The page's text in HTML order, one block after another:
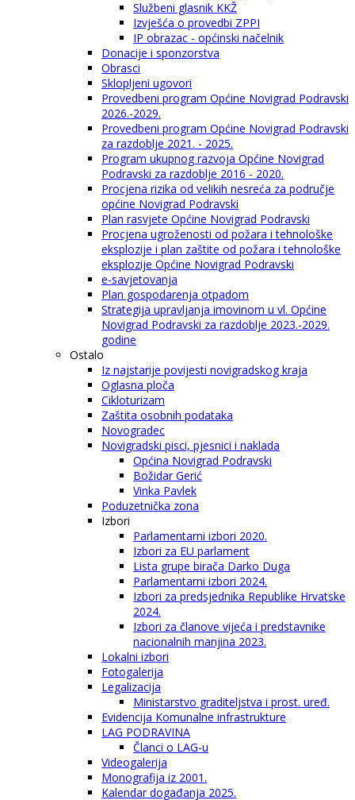
Službeni glasnik KKŽ
Izvješća o provedbi ZPPI
IP obrazac - općinski načelnik
Donacije i sponzorstva
Obrasci
Sklopljeni ugovori
Provedbeni program Općine Novigrad Podravski
2026.-2029.
Provedbeni program Općine Novigrad Podravski
za razdoblje 2021. - 2025.
Program ukupnog razvoja Općine Novigrad
Podravski za razdoblje 2016 - 2020.
Procjena rizika od velikih nesreća za područje
općine Novigrad Podravski
Plan rasvjete Općine Novigrad Podravski
Procjena ugroženosti od požara i tehnološke
eksplozije i plan zaštite od požara i tehnološke
eksplozije Općine Novigrad Podravski
e-savjetovanja
Plan gospodarenja otpadom
Strategija upravljanja imovinom u vl. Općine
Novigrad Podravski za razdoblje 2023.-2029.
godine
Ostalo
Iz najstarije povijesti novigradskog kraja
Oglasna ploča
Cikloturizam
Zaštita osobnih podataka
Novogradec
Novigradski pisci, pjesnici i naklada
Općina Novigrad Podravski
Božidar Gerić
Vinka Pavlek
Poduzetnička zona
Izbori
Parlamentarni izbori 2020.
Izbori za EU parlament
Lista grupe birača Darko Duga
Parlamentarni izbori 2024.
Izbori za predsjednika Republike Hrvatske
2024.
Izbori za članove vijeća i predstavnike
nacionalnih manjina 2023.
Lokalni izbori
Fotogalerija
Legalizacija
Ministarstvo graditeljstva i prost. uređ.
Evidencija Komunalne infrastrukture
LAG PODRAVINA
Članci o LAG-u
Videogalerija
Monografija iz 2001.
Kalendar događanja 2025.